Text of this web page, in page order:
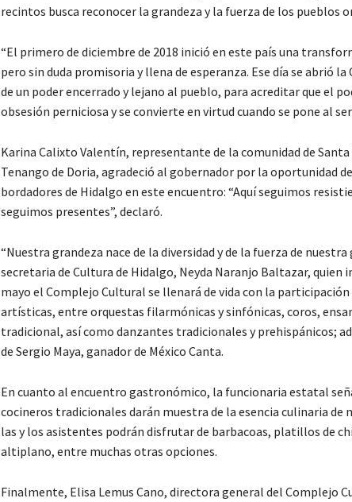
recintos busca reconocer la grandeza y la fuerza de los pueblos
“El primero de diciembre de 2018 inició en este país una
pero sin duda promisoria y llena de esperanza. Ese día se abrió la
de un poder encerrado y lejano al pueblo, para acreditar que el
obsesión perniciosa y se convierte en virtud cuando se pone al
Karina Calixto Valentín, representante de la comunidad de
Tenango de Doria, agradeció al gobernador por la oportunidad
bordadores de Hidalgo en este encuentro: “Aquí seguimos
seguimos presentes”, declaró.
“Nuestra grandeza nace de la diversidad y de la fuerza de
secretaria de Cultura de Hidalgo, Neyda Naranjo Baltazar, quien
mayo el Complejo Cultural se llenará de vida con la participación
artísticas, entre orquestas filarmónicas y sinfónicas, coros,
tradicional, así como danzantes tradicionales y prehispánicos;
de Sergio Maya, ganador de México Canta.
En cuanto al encuentro gastronómico, la funcionaria estatal
cocineros tradicionales darán muestra de la esencia culinaria de
las y los asistentes podrán disfrutar de barbacoas, platillos de
altiplano, entre muchas otras opciones.
Finalmente, Elisa Lemus Cano, directora general del Complejo